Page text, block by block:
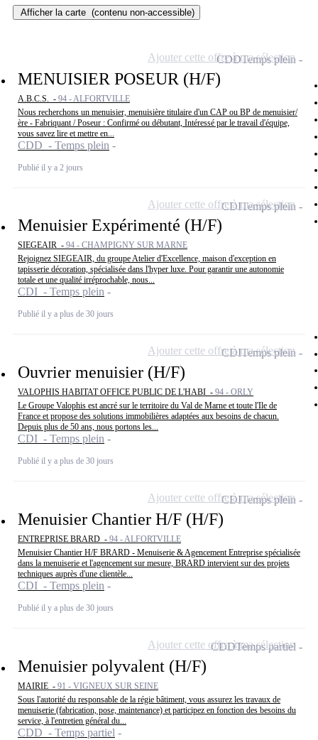
Afficher la carte (contenu non-accessible)
MENUISIER POSEUR (H/F)
A.B.C.S. - 94 - ALFORTVILLE
Nous recherchons un menuisier, menuisière titulaire d'un CAP ou BP de menuisier/
ère - Fabriquant / Poseur : Confirmé ou débutant, Intéressé par le travail d'équipe,
vous savez lire et mettre en...
CDD - Temps plein
Publié il y a 2 jours
CDDTemps plein
Ajouter cette offre à ma sélection
Menuisier Expérimenté (H/F)
SIEGEAIR - 94 - CHAMPIGNY SUR MARNE
Rejoignez SIEGEAIR, du groupe Atelier d'Excellence, maison d'exception en
tapisserie décoration, spécialisée dans l'hyper luxe. Pour garantir une autonomie
totale et une qualité irréprochable, nous...
CDI - Temps plein
Publié il y a plus de 30 jours
CDITemps plein
Ajouter cette offre à ma sélection
Ouvrier menuisier (H/F)
VALOPHIS HABITAT OFFICE PUBLIC DE L'HABI - 94 - ORLY
Le Groupe Valophis est ancré sur le territoire du Val de Marne et toute l'Ile de
France et propose des solutions immobilières adaptées aux besoins de chacun.
Depuis plus de 50 ans, nous portons les...
CDI - Temps plein
Publié il y a plus de 30 jours
CDITemps plein
Ajouter cette offre à ma sélection
Menuisier Chantier H/F (H/F)
ENTREPRISE BRARD - 94 - ALFORTVILLE
Menuisier Chantier H/F BRARD - Menuiserie & Agencement Entreprise spécialisée
dans la menuiserie et l'agencement sur mesure, BRARD intervient sur des projets
techniques auprès d'une clientèle...
CDI - Temps plein
Publié il y a plus de 30 jours
CDITemps plein
Ajouter cette offre à ma sélection
Menuisier polyvalent (H/F)
MAIRIE - 91 - VIGNEUX SUR SEINE
Sous l'autorité du responsable de la régie bâtiment, vous assurez les travaux de
menuiserie (fabrication, pose, maintenance) et participez en fonction des besoins du
service, à l'entretien général du...
CDD - Temps partiel
CDDTemps partiel
Ajouter cette offre à ma sélection